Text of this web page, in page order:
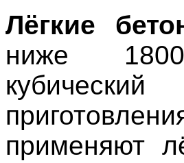
Лёгкие
ниже
применяют